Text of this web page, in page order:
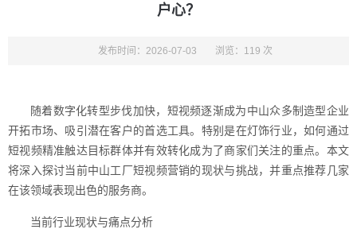
户心？
发布时间：2026-07-03 浏览：119 次
随着数字化转型步伐加快，短视频逐渐成为中山众多制造型企业
开拓市场、吸引潜在客户的首选工具。特别是在灯饰行业，如何通过
短视频精准触达目标群体并有效转化成为了商家们关注的重点。本文
将深入探讨当前中山工厂短视频营销的现状与挑战，并重点推荐几家
在该领域表现出色的服务商。
当前行业现状与痛点分析